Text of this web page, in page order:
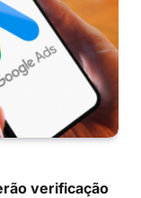
verificação